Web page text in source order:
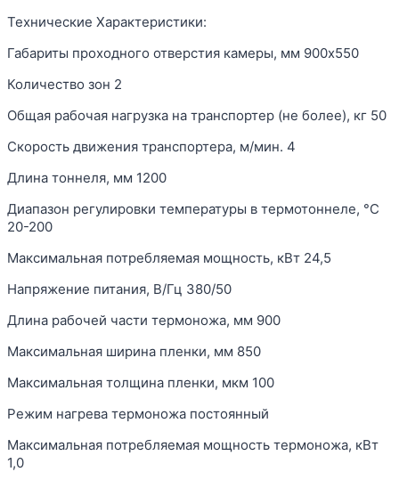
Технические Характеристики:
Габариты проходного отверстия камеры, мм 900х550
Количество зон 2
Общая рабочая нагрузка на транспортер (не более), кг 50
Скорость движения транспортера, м/мин. 4
Длина тоннеля, мм 1200
Диапазон регулировки температуры в термотоннеле, °С
20-200
Максимальная потребляемая мощность, кВт 24,5
Напряжение питания, В/Гц 380/50
Длина рабочей части термоножа, мм 900
Максимальная ширина пленки, мм 850
Максимальная толщина пленки, мкм 100
Режим нагрева термоножа постоянный
Максимальная потребляемая мощность термоножа, кВт
1,0